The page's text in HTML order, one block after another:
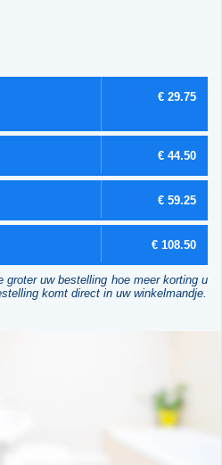
€ 29.75
€ 44.50
€ 59.25
€ 108.50
groter uw bestelling hoe meer korting u
komt direct in uw winkelmandje.